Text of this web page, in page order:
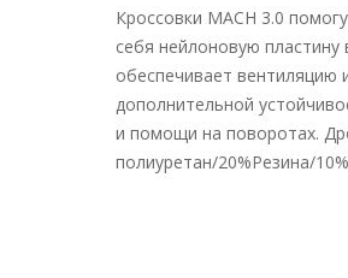
Кроссовки MACH 3.0
себя нейлоновую
обеспечивает вентиляцию
дополнительной
и помощи на поворотах.
полиуретан/20%Резина/